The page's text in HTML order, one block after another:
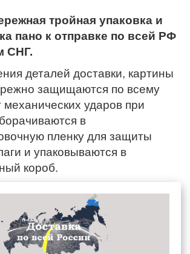
тройная упаковка и
пано к отправке по всей РФ
СНГ.
деталей доставки, картины
защищаются по всему
механических ударов при
в
пленку для защиты
и упаковываются в
короб.